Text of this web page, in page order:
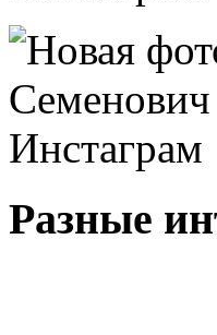
Разные